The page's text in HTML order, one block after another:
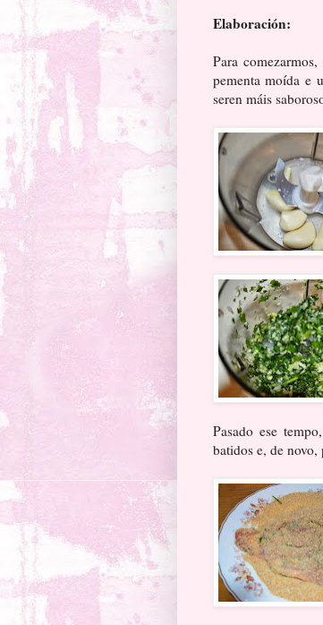
Elaboración:
Para
pementa moída e
seren máis
Pasado ese
batidos e, de novo,